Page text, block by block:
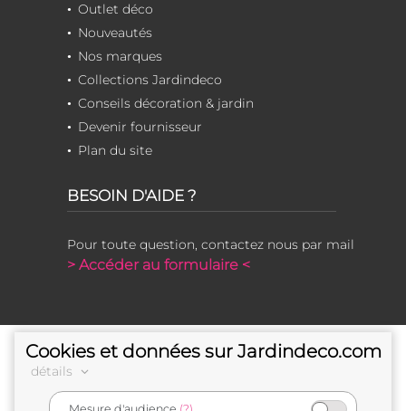
Outlet déco
Nouveautés
Nos marques
Collections Jardindeco
Conseils décoration & jardin
Devenir fournisseur
Plan du site
BESOIN D'AIDE ?
Pour toute question, contactez nous par mail
> Accéder au formulaire <
Cookies et données sur Jardindeco.com
détails